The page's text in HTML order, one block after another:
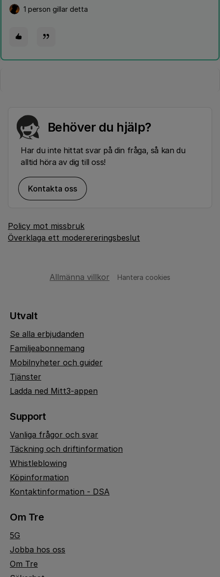
1 person gillar detta
Behöver du hjälp?
Har du inte hittat svar på din fråga, så kan du
alltid höra av dig till oss!
Kontakta oss
Policy mot missbruk
Överklaga ett moderereringsbeslut
Allmänna villkor Hantera cookies
Utvalt
Se alla erbjudanden
Familjeabonnemang
Mobilnyheter och guider
Tjänster
Ladda ned Mitt3-appen
Support
Vanliga frågor och svar
Täckning och driftinformation
Whistleblowing
Köpinformation
Kontaktinformation - DSA
Om Tre
5G
Jobba hos oss
Om Tre